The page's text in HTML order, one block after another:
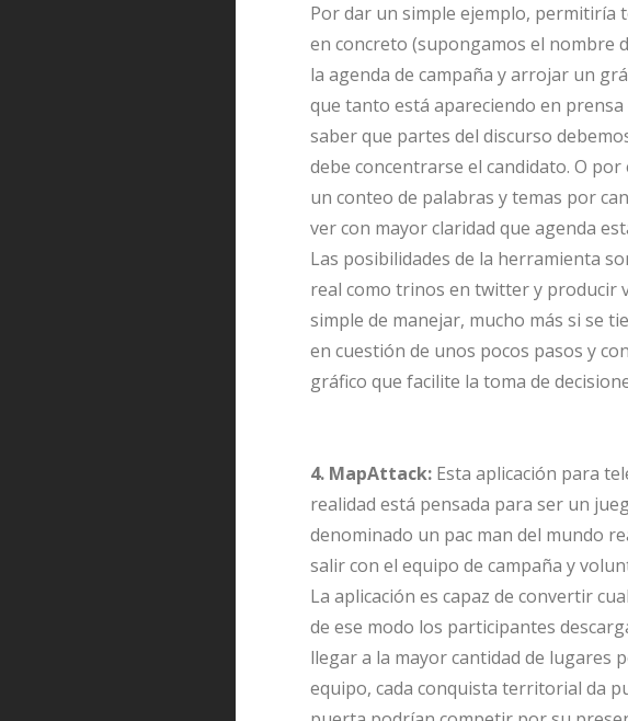
Por dar un simple ejemplo, permitiría
en concreto (supongamos el nombre
la agenda de campaña y arrojar un
que tanto está apareciendo en
saber que partes del discurso
debe concentrarse el candidato. O
un conteo de palabras y temas por
ver con mayor claridad que agenda
Las posibilidades de la herramienta
real como trinos en twitter y producir
simple de manejar, mucho más si se
en cuestión de unos pocos pasos y
gráfico que facilite la toma de
4. MapAttack: Esta aplicación para
realidad está pensada para ser un
denominado un pac man del mundo
salir con el equipo de campaña y
La aplicación es capaz de convertir
de ese modo los participantes
llegar a la mayor cantidad de lugares
equipo, cada conquista territorial da